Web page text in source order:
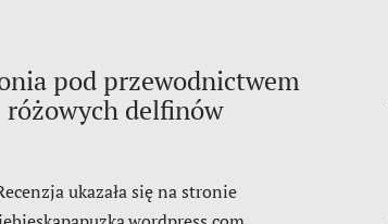
pod przewodnictwem
różowych delfinów
ukazała się na stronie